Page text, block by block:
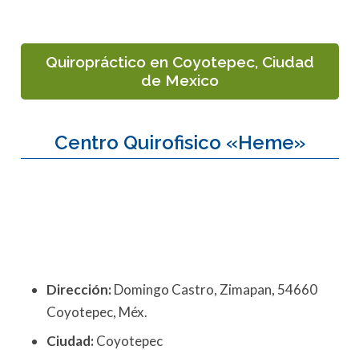
Quiropráctico en Coyotepec, Ciudad
de Mexico
Centro Quirofisico «Heme»
Dirección:Domingo Castro, Zimapan, 54660
Coyotepec, Méx.
Ciudad:Coyotepec